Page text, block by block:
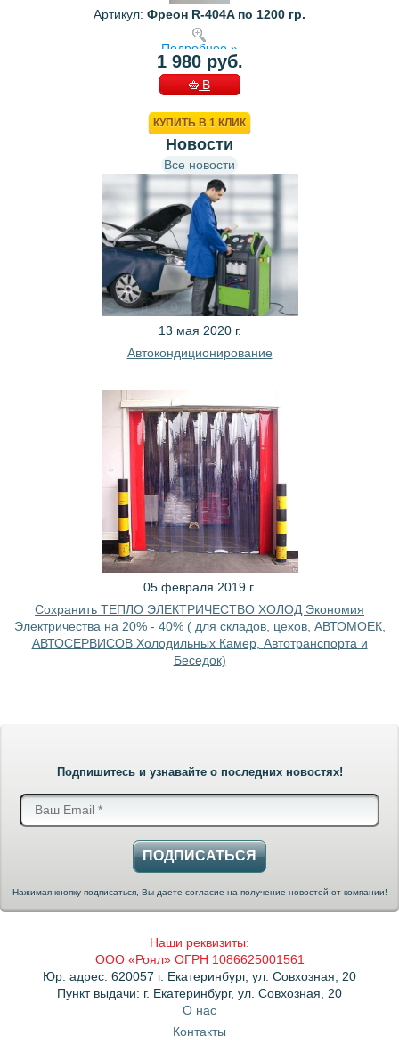
Артикул: Фреон R-404A по 1200 гр.
Подробнее »
1 980 руб.
В
КУПИТЬ В 1 КЛИК
Новости
Все новости
13 мая 2020 г.
Автокондиционирование
05 февраля 2019 г.
Сохранить ТЕПЛО ЭЛЕКТРИЧЕСТВО ХОЛОД Экономия
Электричества на 20% - 40% ( для складов, цехов, АВТОМОЕК,
АВТОСЕРВИСОВ Холодильных Камер, Автотранспорта и
Беседок)
Подпишитесь и узнавайте о последних новостях!
ПОДПИСАТЬСЯ
Нажимая кнопку подписаться, Вы даете согласие на получение новостей от компании!
Наши реквизиты:
ООО «Роял» ОГРН 1086625001561
Юр. адрес: 620057 г. Екатеринбург, ул. Совхозная, 20
Пункт выдачи: г. Екатеринбург, ул. Совхозная, 20
О нас
Контакты